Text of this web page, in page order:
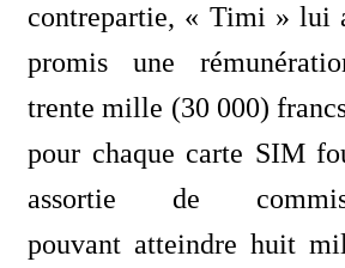
contrepartie, « Timi » lui
promis une
trente mille (30 000)
pour chaque carte SIM
assortie de
pouvant atteindre huit